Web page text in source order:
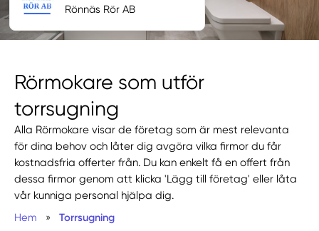
Rörmokare som utför
torrsugning
Alla Rörmokare visar de företag som är mest relevanta
för dina behov och låter dig avgöra vilka firmor du får
kostnadsfria offerter från. Du kan enkelt få en offert från
dessa firmor genom att klicka 'Lägg till företag' eller låta
vår kunniga personal hjälpa dig.
Hem
» Torrsugning
Rönnäs Rör AB